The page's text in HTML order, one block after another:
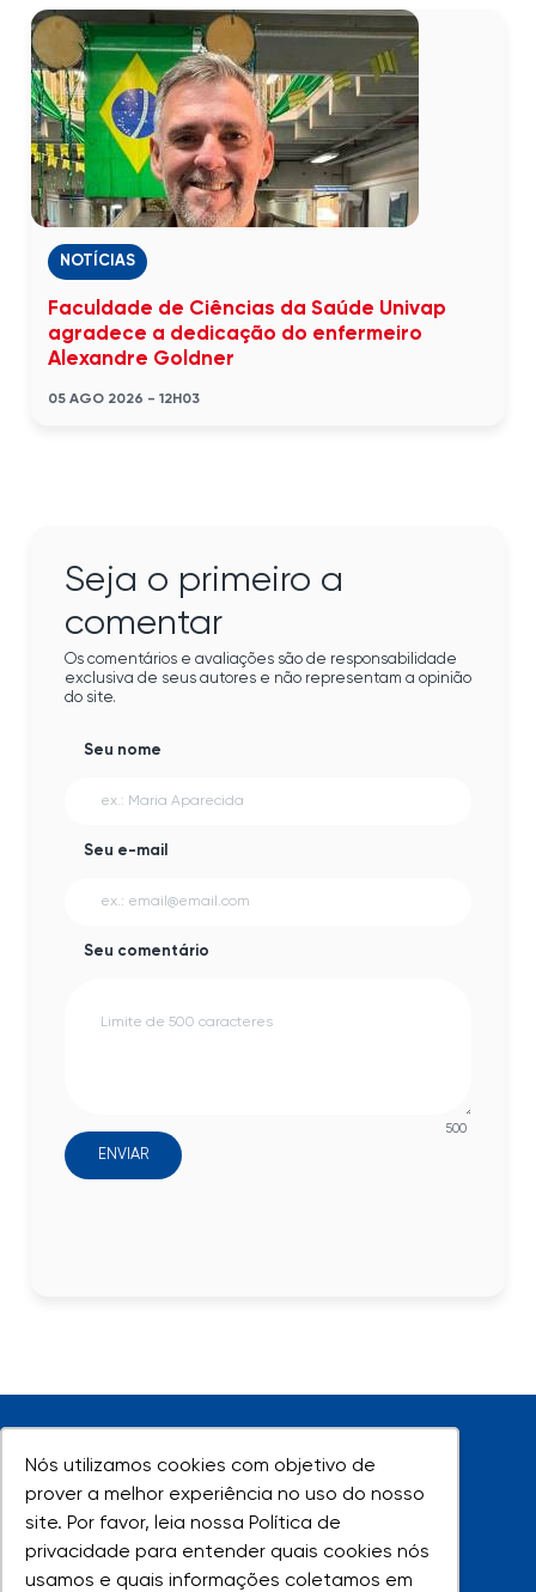
Nós utilizamos cookies com objetivo de
prover a melhor experiência no uso do nosso
site. Por favor, leia nossa Política de
privacidade para entender quais cookies nós
usamos e quais informações coletamos em
Nós utilizamos cookies com objetivo de
prover a melhor experiência no uso do nosso
site. Por favor, leia nossa Política de
privacidade para entender quais cookies nós
usamos e quais informações coletamos em
NOTÍCIAS
Faculdade de Ciências da Saúde Univap
agradece a dedicação do enfermeiro
Alexandre Goldner
05 AGO 2026 - 12H03
Seja o primeiro a
comentar
Os comentários e avaliações são de responsabilidade
exclusiva de seus autores e não representam a opinião
do site.
Seu nome
Seu e-mail
Seu comentário
500
ENVIAR
UNIVAP - Todos os direitos reservados